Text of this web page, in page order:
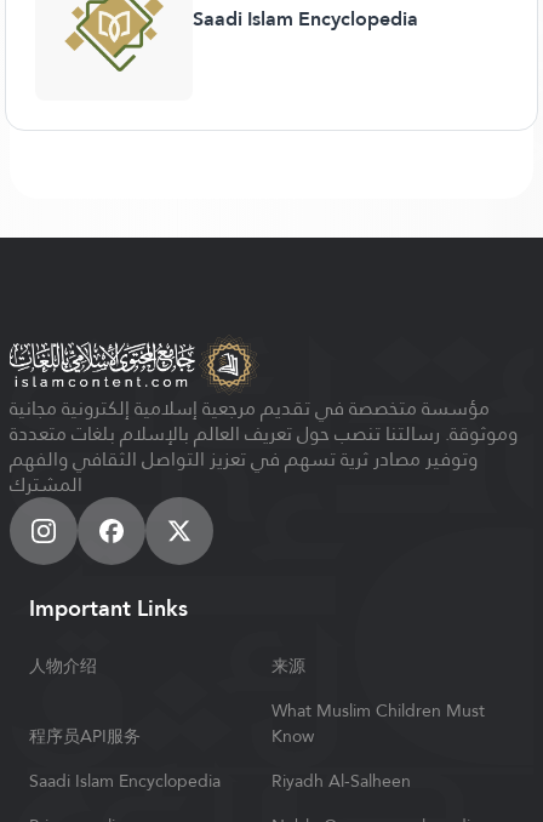
Saadi Islam Encyclopedia
مؤسسة متخصصة في تقديم مرجعية إسلامية إلكترونية مجانية
وموثوقة. رسالتنا تنصب حول تعريف العالم بالإسلام بلغات متعددة
وتوفير مصادر ثرية تسهم في تعزيز التواصل الثقافي والفهم
المشترك
Important Links
人物介绍 来源
程序员API服务
What Muslim Children Must
Know
Saadi Islam Encyclopedia
Riyadh Al-Salheen